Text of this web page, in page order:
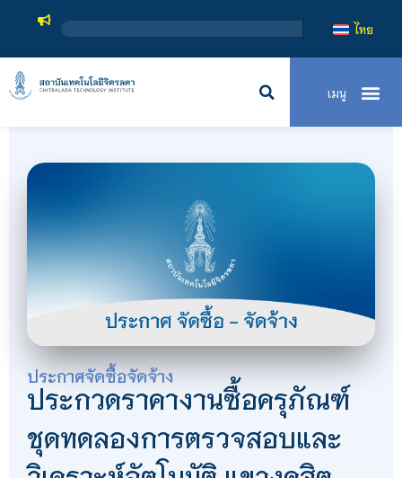
สถาบันเทค
ไทย
ประกาศจัดซื้อจัดจ้าง
ประกวดราคางานซื้อครุภัณฑ์
ชุดทดลองการตรวจสอบและ